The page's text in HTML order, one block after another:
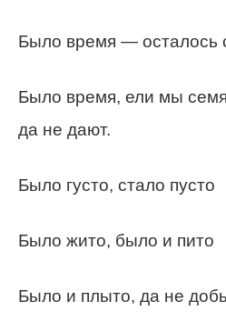
Было время — осталось
Было время, ели мы
да не дают.
Было густо, стало пусто
Было жито, было и пито
Было и плыто, да не